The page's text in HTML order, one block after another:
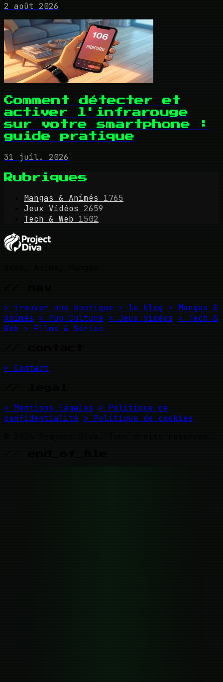
2 août 2026
Comment détecter et
activer l'infrarouge
sur votre smartphone :
guide pratique
31 juil. 2026
Rubriques
Mangas & Animés
1765
Jeux Vidéos
2659
Tech & Web 1502
> trouver une boutique > le blog > Mangas &
Animés
> Pop Culture > Jeux Vidéos
> Tech &
Web > Films & Séries
> Contact
> Mentions légales
> Politique de
confidentialité > Politique de cookies